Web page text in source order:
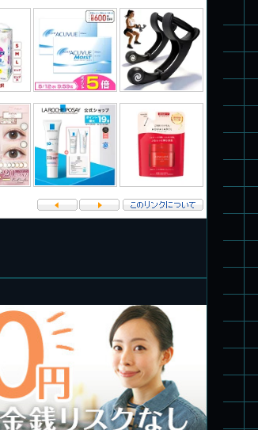
★本家SDマクロス バルキリーVF-1S
1/35 マーシィドッグ & ストライクドッグ